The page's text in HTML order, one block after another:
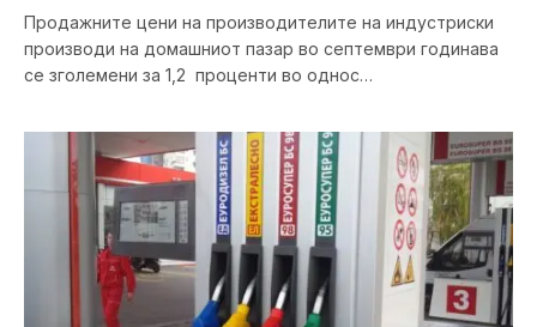
Продажните цени на производителите на индустриски
производи на домашниот пазар во септември годинава
се зголемени за 1,2 проценти во однос…